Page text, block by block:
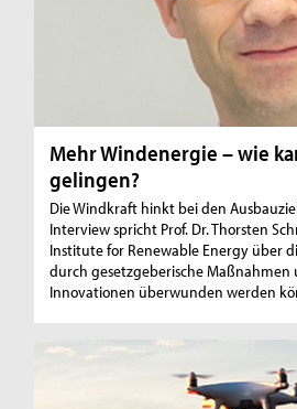
Mehr Windenergie – wie
gelingen?
Die Windkraft hinkt bei den
Interview spricht Prof. Dr. Thorsten
Institute for Renewable Energy über
durch gesetzgeberische Maßnahmen
Innovationen überwunden werden